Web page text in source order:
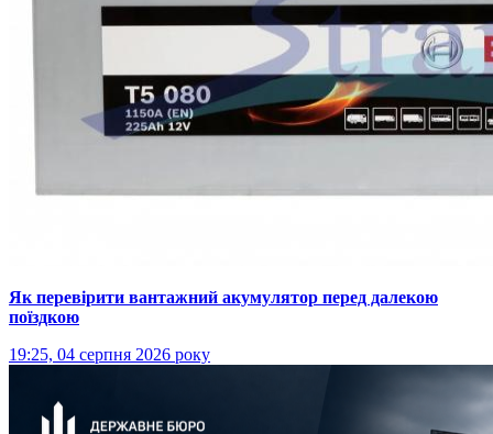
Як перевірити вантажний акумулятор перед далекою
поїздкою
19:25, 04 серпня 2026 року